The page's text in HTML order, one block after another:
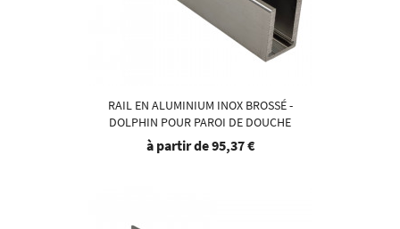
RAIL EN ALUMINIUM INOX BROSSÉ -
DOLPHIN POUR PAROI DE DOUCHE
à partir de95,37 €